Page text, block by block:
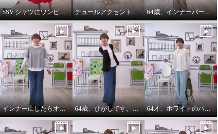
SSV シャツにワンピースをコーデしてみました。 チュールアクセントパーカー64歳カジュアル大好きが推し！ 64歳、インナーパーカーは必需品です。
インナーにしたらオールシーズンいけます。インナーパーカー❤️ 64歳、ひがしです。わたしの時代は、やっぱりジャケットにパーカーを出す‼️ 64才、ホワイトのパーカーインナーはスタイリングに万能です。